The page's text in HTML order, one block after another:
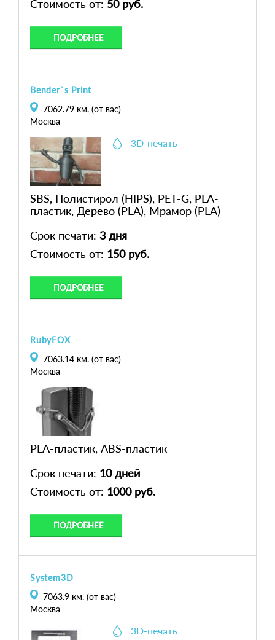
Стоимость от: 50 руб.
ПОДРОБНЕЕ
Bender`s Print
7062.79 км. (от вас)
Москва
3D-печать
SBS, Полистирол (HIPS), PET-G, PLA-
пластик, Дерево (PLA), Мрамор (PLA)
Срок печати: 3 дня
Стоимость от: 150 руб.
ПОДРОБНЕЕ
RubyFOX
7063.14 км. (от вас)
Москва
PLA-пластик, ABS-пластик
Срок печати: 10 дней
Стоимость от: 1000 руб.
ПОДРОБНЕЕ
System3D
7063.9 км. (от вас)
Москва
3D-печать